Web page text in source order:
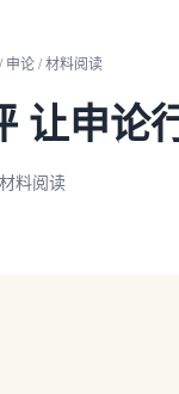
申论 / 材料阅读
让申论
料阅读